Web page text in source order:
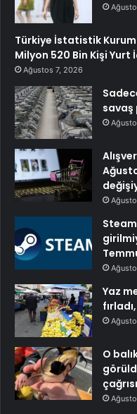
Türkiye İstatistik
Milyon 520 Bin Kişi Yurt
Ağustos 7, 2026
savaş
Yaz
O